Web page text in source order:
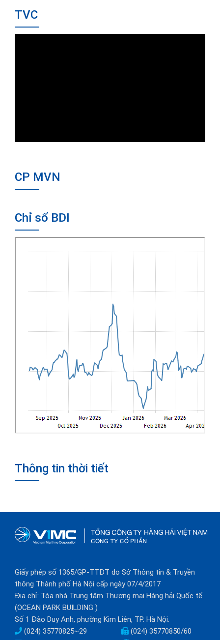
TVC
CP MVN
Chỉ số BDI
Thông tin thời tiết
Giấy phép số 1365/GP-TTĐT do Sở Thông tin & Truyền
thông Thành phố Hà Nội cấp ngày 07/4/2017
Địa chỉ: Tòa nhà Trung tâm Thương mại Hàng hải Quốc tế
(OCEAN PARK BUILDING )
Số 1 Đào Duy Anh, phường Kim Liên, TP. Hà Nội.
(024) 35770825~29
(024) 35770850/60